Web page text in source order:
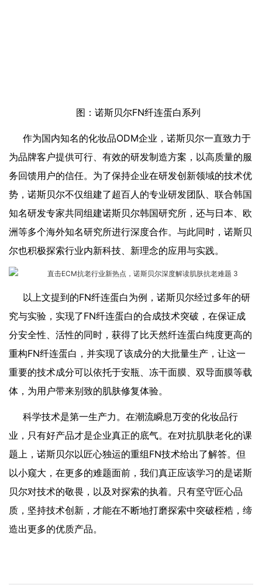
图：诺斯贝尔FN纤连蛋白系列
作为国内知名的化妆品ODM企业，诺斯贝尔一直致力于
为品牌客户提供可行、有效的研发制造方案，以高质量的服
务回馈用户的信任。为了保持企业在研发创新领域的技术优
势，诺斯贝尔不仅组建了超百人的专业研发团队、联合韩国
知名研发专家共同组建诺斯贝尔韩国研究所，还与日本、欧
洲等多个海外知名研究所进行深度合作。与此同时，诺斯贝
尔也积极探索行业内新科技、新理念的应用与实践。
以上文提到的FN纤连蛋白为例，诺斯贝尔经过多年的研
究与实验，实现了FN纤连蛋白的合成技术突破，在保证成
分安全性、活性的同时，获得了比天然纤连蛋白纯度更高的
重构FN纤连蛋白，并实现了该成分的大批量生产，让这一
重要的技术成分可以依托于安瓶、冻干面膜、双导面膜等载
体，为用户带来别致的肌肤修复体验。
科学技术是第一生产力。在潮流瞬息万变的化妆品行
业，只有好产品才是企业真正的底气。在对抗肌肤老化的课
题上，诺斯贝尔以匠心独运的重组FN技术给出了解答。但
以小窥大，在更多的难题面前，我们真正应该学习的是诺斯
贝尔对技术的敬畏，以及对探索的执着。只有坚守匠心品
质，坚持技术创新，才能在不断地打磨探索中突破桎梏，缔
造出更多的优质产品。